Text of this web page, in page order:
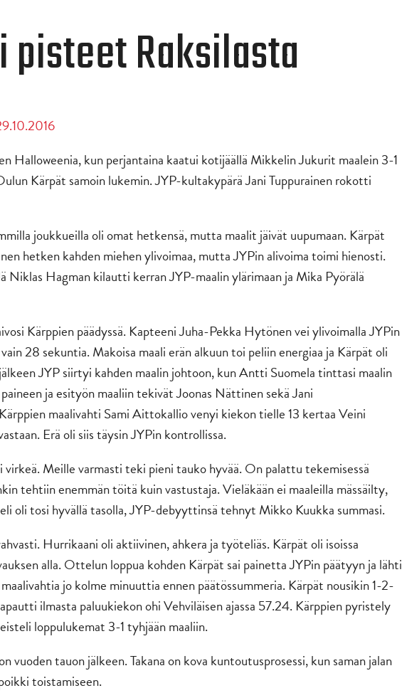
pisteet Raksilasta
Halloweenia, kun perjantaina kaatui kotijäällä Mikkelin Jukurit maalein 3-1
Kärpät samoin lukemin. JYP-kultakypärä Jani Tuppurainen rokotti
joukkueilla oli omat hetkensä, mutta maalit jäivät uupumaan. Kärpät
hetken kahden miehen ylivoimaa, mutta JYPin alivoima toimi hienosti.
Niklas Hagman kilautti kerran JYP-maalin ylärimaan ja Mika Pyörälä
Kärppien päädyssä. Kapteeni Juha-Pekka Hytönen vei ylivoimalla JYPin
28 sekuntia. Makoisa maali erän alkuun toi peliin energiaa ja Kärpät oli
JYP siirtyi kahden maalin johtoon, kun Antti Suomela tinttasi maalin
ja esityön maaliin tekivät Joonas Nättinen sekä Jani
Kärppien maalivahti Sami Aittokallio venyi kiekon tielle 13 kertaa Veini
Erä oli siis täysin JYPin kontrollissa.
Meille varmasti teki pieni tauko hyvää. On palattu tekemisessä
tehtiin enemmän töitä kuin vastustaja. Vieläkään ei maaleilla mässäilty,
oli tosi hyvällä tasolla, JYP-debyyttinsä tehnyt Mikko Kuukka summasi.
Hurrikaani oli aktiivinen, ahkera ja työteliäs. Kärpät oli isoissa
alla. Ottelun loppua kohden Kärpät sai painetta JYPin päätyyn ja lähti
jo kolme minuuttia ennen päätössummeria. Kärpät nousikin 1-2-
ilmasta paluukiekon ohi Vehviläisen ajassa 57.24. Kärppien pyristely
loppulukemat 3-1 tyhjään maaliin.
vuoden tauon jälkeen. Takana on kova kuntoutusprosessi, kun saman jalan
toistamiseen.